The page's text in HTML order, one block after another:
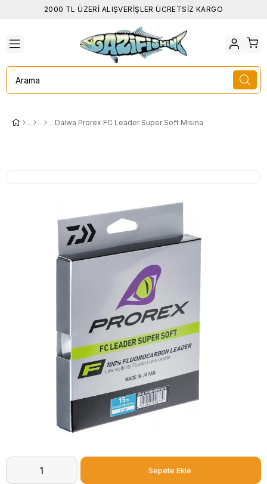
2000 TL ÜZERİ ALIŞVERİŞLER ÜCRETSİZ KARGO
Daiwa Prorex FC Leader Super Soft Misina